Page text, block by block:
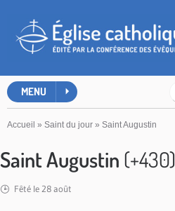
MENU
Accueil » Saint du jour » Saint Augustin
Saint Augustin (+430)
Fêté le 28 août